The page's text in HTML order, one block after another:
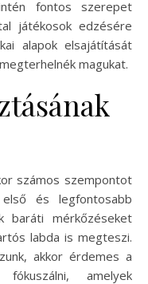
fontos szerepet
játékosok edzésére
alapok elsajátítását
magukat.
számos szempontot
és legfontosabb
baráti mérkőzéseket
labda is megteszi.
akkor érdemes a
amelyek